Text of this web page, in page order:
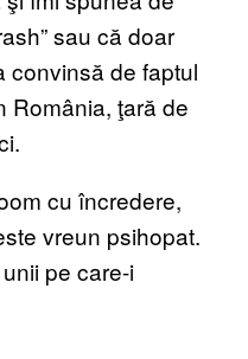
sau că doar
convinsă de faptul
România, ţară de
cu încredere,
vreun psihopat.
pe care-i